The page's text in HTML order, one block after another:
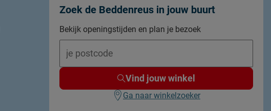
Zoek de Beddenreus in jouw buurt
Bekijk openingstijden en plan je bezoek
Vind jouw winkel
Ga naar winkelzoeker